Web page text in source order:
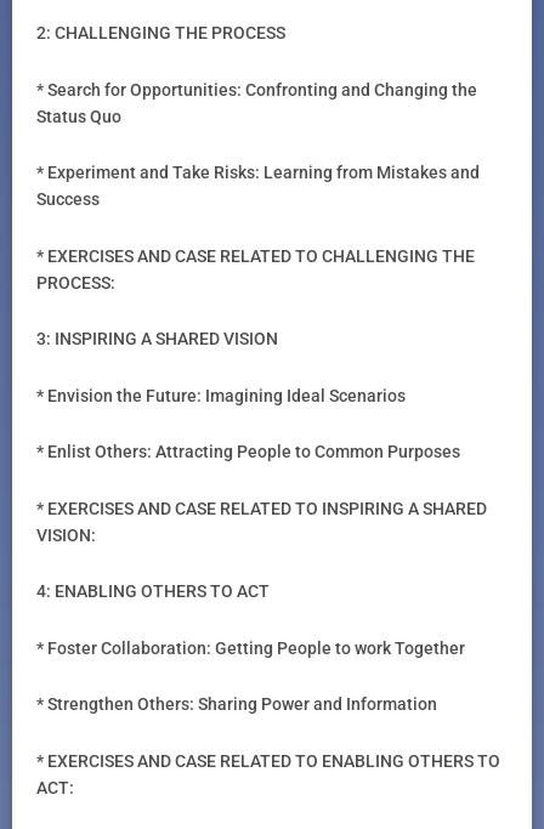
2: CHALLENGING THE PROCESS
* Search for Opportunities: Confronting and Changing the
Status Quo
* Experiment and Take Risks: Learning from Mistakes and
Success
* EXERCISES AND CASE RELATED TO CHALLENGING THE
PROCESS:
3: INSPIRING A SHARED VISION
* Envision the Future: Imagining Ideal Scenarios
* Enlist Others: Attracting People to Common Purposes
* EXERCISES AND CASE RELATED TO INSPIRING A SHARED
VISION:
4: ENABLING OTHERS TO ACT
* Foster Collaboration: Getting People to work Together
* Strengthen Others: Sharing Power and Information
* EXERCISES AND CASE RELATED TO ENABLING OTHERS TO
ACT: